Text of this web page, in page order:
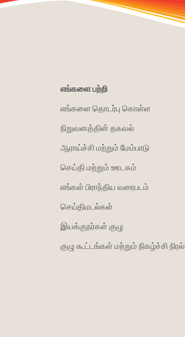
எங்களை பற்றி
எங்களை தொடர்பு கொள்ள
நிறுவனத்தின் தகவல்
ஆராய்ச்சி மற்றும் மேம்பாடு
செய்தி மற்றும் ஊடகம்
எங்கள் பிராந்திய வரைபடம்
செய்திமடல்கள்
இயக்குநர்கள் குழு
குழு கூட்டங்கள் மற்றும் நிகழ்ச்சி நிரல்